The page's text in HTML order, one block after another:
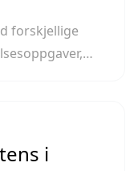
forskjellige
i